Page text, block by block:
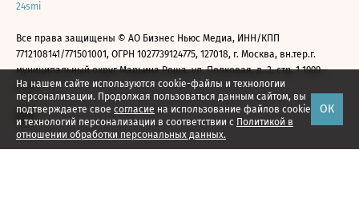
На нашем сайте используются cookie-файлы и технологии
персонализации. Продолжая пользоваться данным сайтом, вы
подтверждаете свое согласие на использование файлов cookie
и технологий персонализации в соответствии с Политикой в
отношении обработки персональных данных.
ОК
24smi
Все права защищены © АО Бизнес Ньюс Медиа, ИНН/КПП
7712108141/771501001, ОГРН 1027739124775, 127018, г. Москва, вн.тер.г.
муниципальный округ Марьина Роща, ул. Полковая, д. 3, стр. 1 1999—
2026